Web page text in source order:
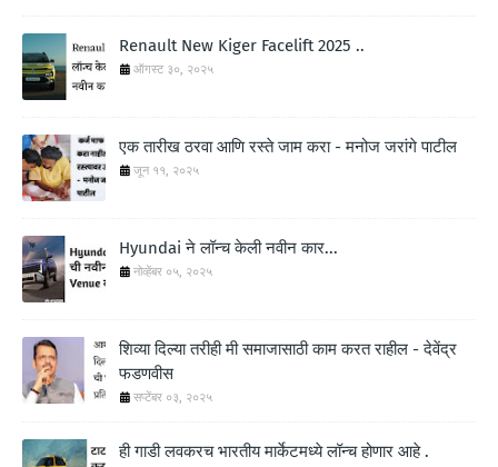
Renault New Kiger Facelift 2025 ..
ऑगस्ट ३०, २०२५
एक तारीख ठरवा आणि रस्ते जाम करा - मनोज जरांगे पाटील
जून ११, २०२५
Hyundai ने लॉन्च केली नवीन कार...
नोव्हेंबर ०५, २०२५
शिव्या दिल्या तरीही मी समाजासाठी काम करत राहील - देवेंद्र
फडणवीस
सप्टेंबर ०३, २०२५
ही गाडी लवकरच भारतीय मार्केटमध्ये लॉन्च होणार आहे .